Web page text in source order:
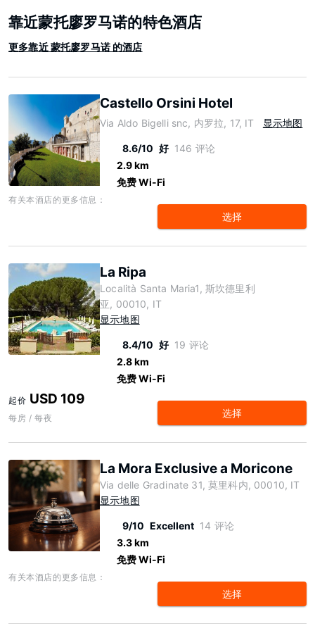
靠近蒙托廖罗马诺的特色酒店
更多靠近 蒙托廖罗马诺 的酒店
Castello Orsini Hotel
Via Aldo Bigelli snc, 内罗拉, 17, IT 显示地图
8.6/10 好 146 评论
2.9 km
免费 Wi-Fi
有关本酒店的更多信息：
选择
La Ripa
Località Santa Maria1, 斯坎德里利
亚, 00010, IT
显示地图
8.4/10 好 19 评论
2.8 km
免费 Wi-Fi
起价 USD 109
每房 / 每夜 选择
La Mora Exclusive a Moricone
Via delle Gradinate 31, 莫里科内, 00010, IT
显示地图
9/10 Excellent 14 评论
3.3 km
免费 Wi-Fi
有关本酒店的更多信息：
选择